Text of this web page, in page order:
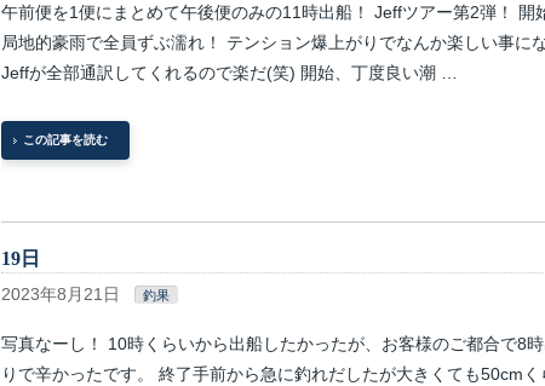
午前便を1便にまとめて午後便のみの11時出船！ Jeffツアー第2弾！ 開
局地的豪雨で全員ずぶ濡れ！ テンション爆上がりでなんか楽しい事に
Jeffが全部通訳してくれるので楽だ(笑) 開始、丁度良い潮 …
この記事を読む
19日
2023年8月21日 釣果
写真なーし！ 10時くらいから出船したかったが、お客様のご都合で8
りで辛かったです。 終了手前から急に釣れだしたが大きくても50cm